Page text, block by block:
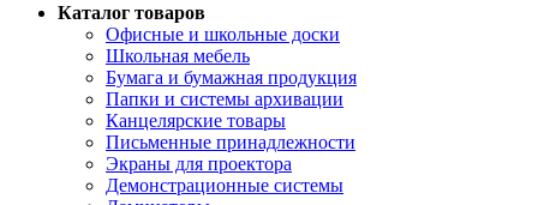
Каталог товаров
Офисные и школьные доски
Школьная мебель
Бумага и бумажная продукция
Папки и системы архивации
Канцелярские товары
Письменные принадлежности
Экраны для проектора
Демонстрационные системы